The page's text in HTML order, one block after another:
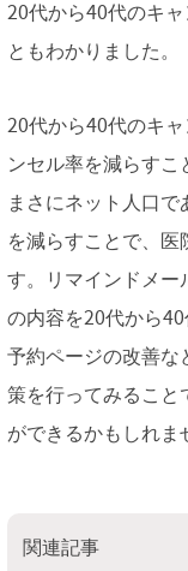
20代から40代のキ
ともわかりました。
20代から40代のキ
ンセル率を減らすこ
まさにネット人口
を減らすことで、医
す。リマインドメー
の内容を20代から
予約ページの改善な
策を行ってみること
ができるかもしれま
関連記事